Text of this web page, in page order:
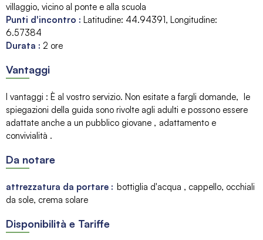
villaggio, vicino al ponte e alla scuola
Punti d'incontro : Latitudine: 44.94391 Longitudine:
6.57384
Durata : 2 ore
Vantaggi
I vantaggi : È al vostro servizio. Non esitate a fargli domande
le
spiegazioni della guida sono rivolte agli adulti e possono essere
adattate anche a un pubblico giovane
adattamento e
convivialità
Da notare
attrezzatura da portare : bottiglia d'acqua
cappello, occhiali
da sole, crema solare
Disponibilità e Tariffe